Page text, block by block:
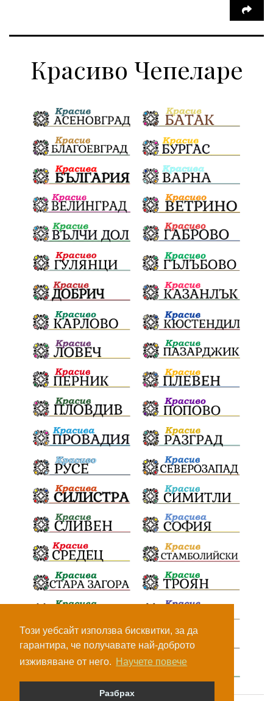
Този уебсайт използва бисквитки, за да
гарантира, че получавате най-доброто
изживяване от него. Научете повече
Разбрах
Красиво Чепеларе